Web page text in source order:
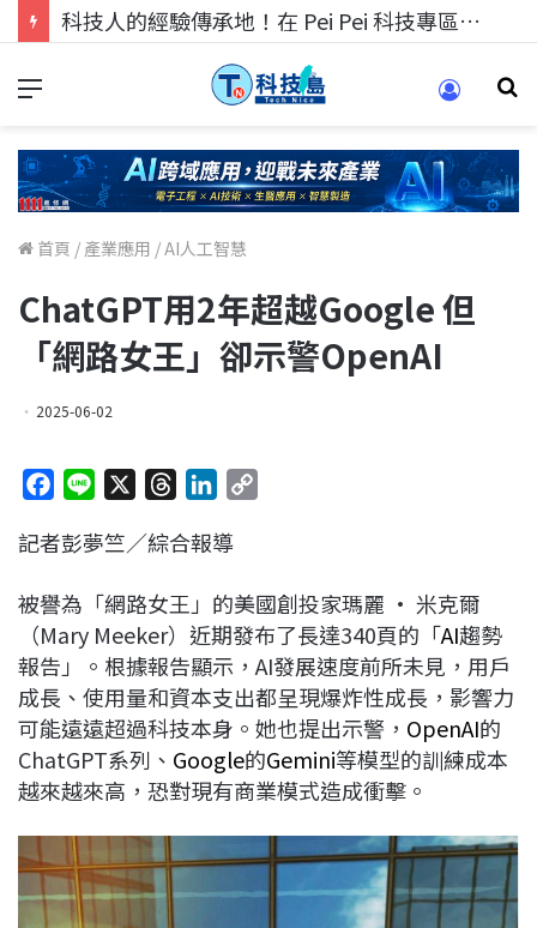
科技人找工作，就到TECH+ 科技專區!
首頁 / 產業應用 /AI人工智慧
ChatGPT用2年超越Google 但
「網路女王」卻示警OpenAI
2025-06-02
c
b
o
o
k
n
r
a
s
n
e
d
I
n
L
i
n
k
記者彭夢竺／綜合報導
被譽為「網路女王」的美國創投家瑪麗 · 米克爾
（Mary Meeker）近期發布了長達340頁的「AI趨勢
報告」。根據報告顯示，AI發展速度前所未見，用戶
成長、使用量和資本支出都呈現爆炸性成長，影響力
可能遠遠超過科技本身。她也提出示警， OpenAI的
ChatGPT系列、 Google的Gemini等模型的訓練成本
越來越來高，恐對現有商業模式造成衝擊。